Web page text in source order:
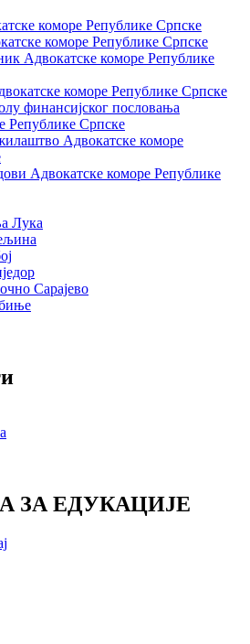
коморе Републике Српске
коморе Републике Српске
Адвокатске коморе Републике
коморе Републике Српске
финансијског пословања
Републике Српске
Адвокатске коморе
Адвокатске коморе Републике
Лука
Сарајево
ЗА ЕДУКАЦИЈЕ